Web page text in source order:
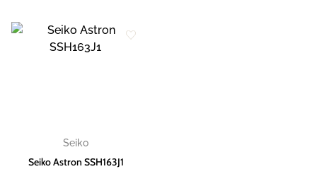
Seiko
Seiko Astron SSH163J1